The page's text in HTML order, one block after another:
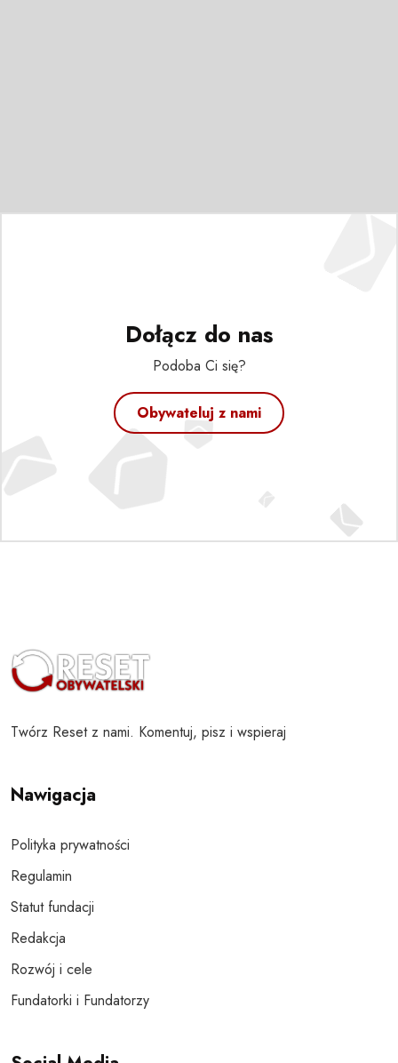
Dołącz do nas
Podoba Ci się?
Obywateluj z nami
Twórz Reset z nami. Komentuj, pisz i wspieraj
Nawigacja
Polityka prywatności
Regulamin
Statut fundacji
Redakcja
Rozwój i cele
Fundatorki i Fundatorzy